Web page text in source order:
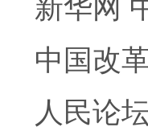
中国改
人民论